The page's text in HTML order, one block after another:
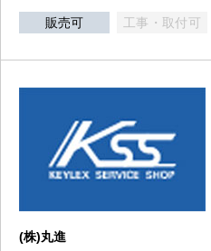
販売可 工事・取付可
(株)丸進